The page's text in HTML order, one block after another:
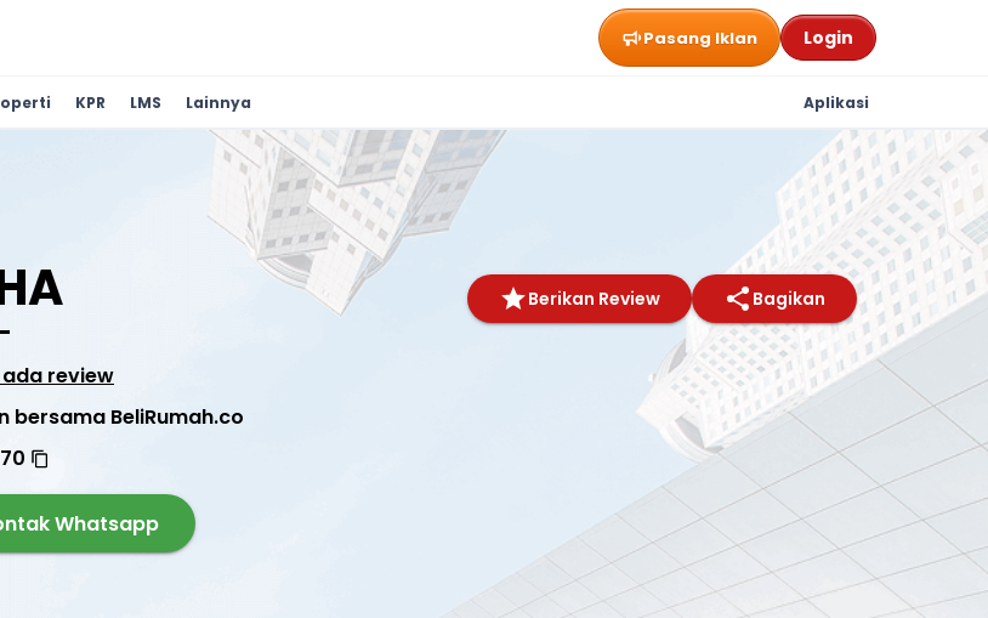
Pasang Iklan Login
KPR LMS Lainnya Aplikasi
Berikan Review Bagikan
ada review
bersama BeliRumah.co
Whatsapp